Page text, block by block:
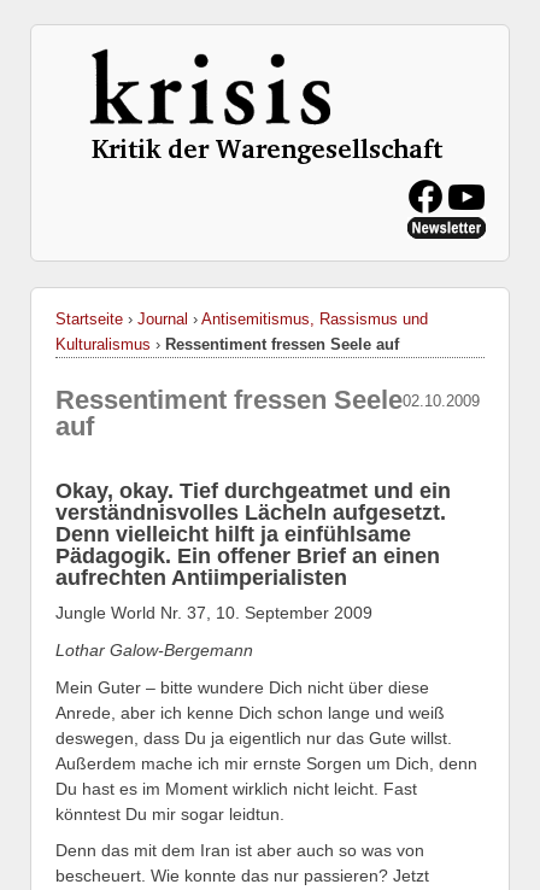
Startseite › Journal › Antisemitismus, Rassismus und
Kulturalismus › Ressentiment fressen Seele auf
02.10.2009
Ressentiment fressen Seele
auf
Okay, okay. Tief durchgeatmet und ein
verständnisvolles Lächeln aufgesetzt.
Denn vielleicht hilft ja einfühlsame
Pädagogik. Ein offener Brief an einen
aufrechten Antiimperialisten
Jungle World Nr. 37, 10. September 2009
Lothar Galow-Bergemann
Mein Guter – bitte wundere Dich nicht über diese
Anrede, aber ich kenne Dich schon lange und weiß
deswegen, dass Du ja eigentlich nur das Gute willst.
Außerdem mache ich mir ernste Sorgen um Dich, denn
Du hast es im Moment wirklich nicht leicht. Fast
könntest Du mir sogar leidtun.
Denn das mit dem Iran ist aber auch so was von
bescheuert. Wie konnte das nur passieren? Jetzt